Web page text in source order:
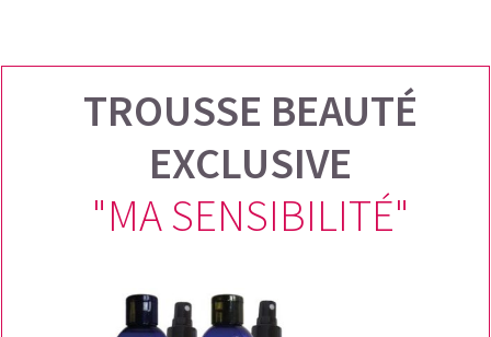
TROUSSE BEAUTÉ
EXCLUSIVE
"MA SENSIBILITÉ"